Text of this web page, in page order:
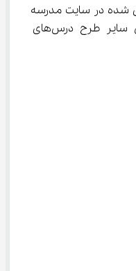
بارگذاری شده در سایت مدرسه
استفاده کرده و مشغول نگارش سایر طرح درس‌های